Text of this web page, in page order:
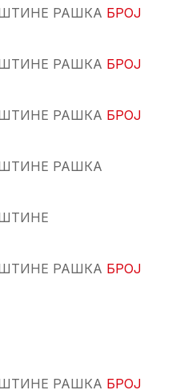
РАШКА БРОЈ
РАШКА БРОЈ
РАШКА БРОЈ
РАШКА
РАШКА БРОЈ
РАШКА БРОЈ